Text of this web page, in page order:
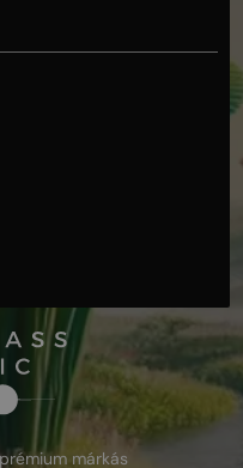
márkás